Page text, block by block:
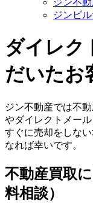
ジンビ
ダイレク
だいたお
ジン不動産では不
やダイレクトメール
すぐに売却をしな
なれば幸いです。
不動産買取
料相談）